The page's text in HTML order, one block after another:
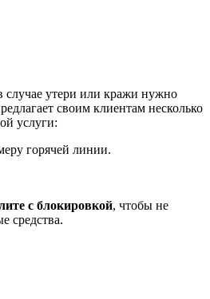
случае утери или кражи нужно
своим клиентам несколько
услуги:
горячей линии.
с блокировкой, чтобы не
средства.